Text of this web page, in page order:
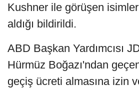
Kushner ile görüşen
aldığı bildirildi.
ABD Başkan Yardımcısı
Hürmüz Boğazı'ndan
geçiş ücreti almasına izin